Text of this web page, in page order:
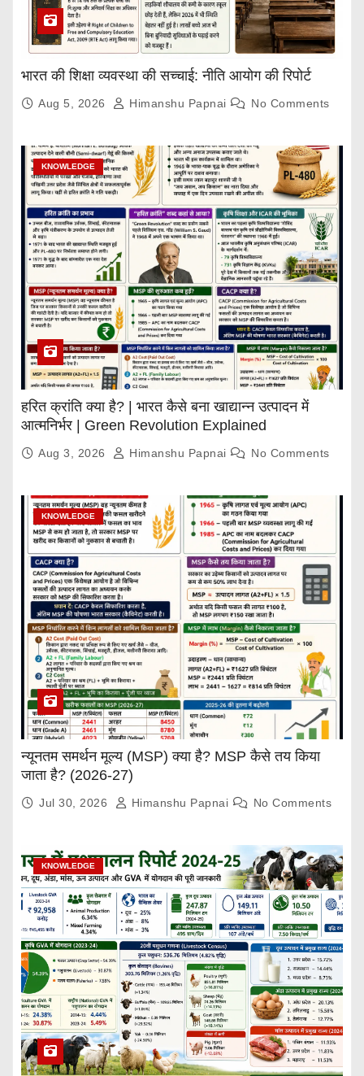
भारत की शिक्षा व्यवस्था की सच्चाई: नीति आयोग की रिपोर्ट
Aug 5, 2026 Himanshu Papnai No Comments
KNOWLEDGE
हरित क्रांति क्या है? | भारत कैसे बना खाद्यान्न उत्पादन में
आत्मनिर्भर | Green Revolution Explained
Aug 3, 2026 Himanshu Papnai No Comments
KNOWLEDGE
न्यूनतम समर्थन मूल्य (MSP) क्या है? MSP कैसे तय किया
जाता है? (2026-27)
Jul 30, 2026 Himanshu Papnai No Comments
KNOWLEDGE